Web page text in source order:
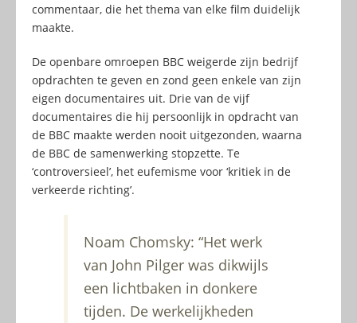
commentaar, die het thema van elke film duidelijk
maakte.
De openbare omroepen BBC weigerde zijn bedrijf
opdrachten te geven en zond geen enkele van zijn
eigen documentaires uit. Drie van de vijf
documentaires die hij persoonlijk in opdracht van
de BBC maakte werden nooit uitgezonden, waarna
de BBC de samenwerking stopzette. Te
‘controversieel’, het eufemisme voor ‘kritiek in de
verkeerde richting’.
Noam Chomsky: “Het werk
van John Pilger was dikwijls
een lichtbaken in donkere
tijden. De werkelijkheden